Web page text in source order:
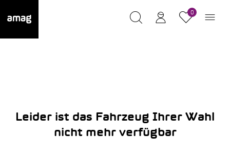
0
Leider ist das Fahrzeug Ihrer Wahl
nicht mehr verfügbar